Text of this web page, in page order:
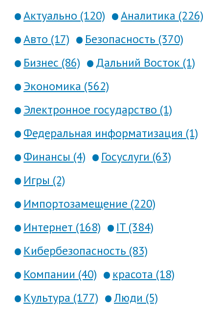
Актуально (120)
Аналитика (226)
Авто (17)
Безопасность (370)
Бизнес (86)
Дальний Восток (1)
Экономика (562)
Электронное государство (1)
Федеральная информатизация (1)
Финансы (4)
Госуслуги (63)
Игры (2)
Импортозамещение (220)
Интернет (168)
IT (384)
Кибербезопасность (83)
Компании (40)
красота (18)
Культура (177)
Люди (5)